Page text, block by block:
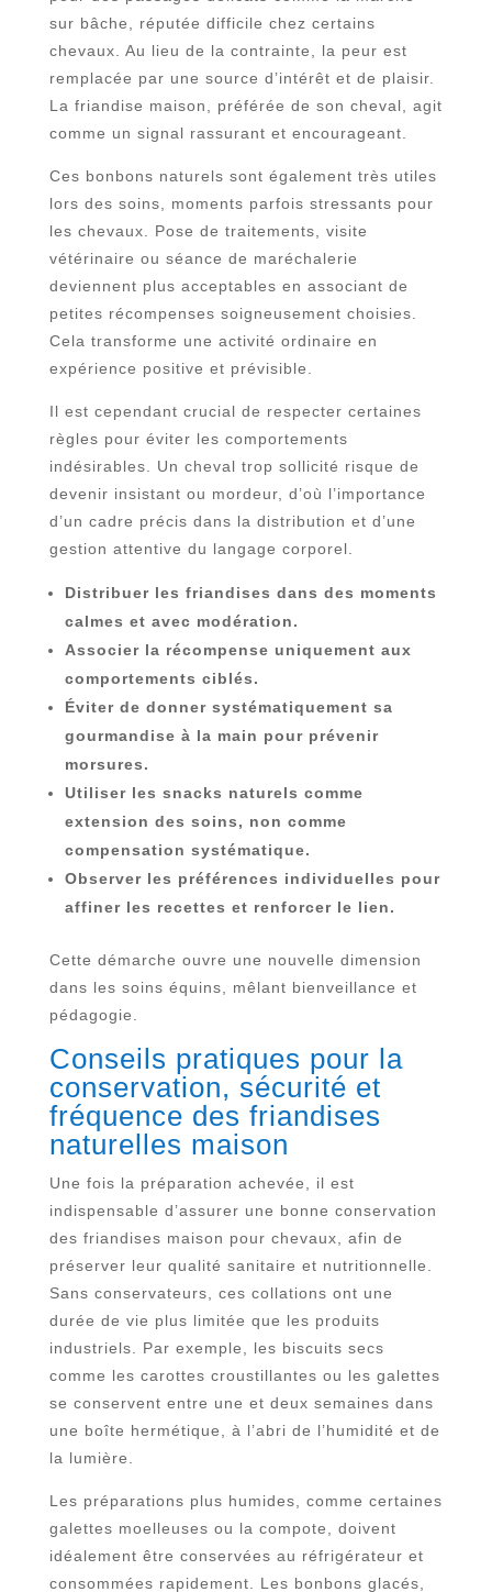
sur bâche, réputée difficile chez certains
chevaux. Au lieu de la contrainte, la peur est
remplacée par une source d’intérêt et de plaisir.
La friandise maison, préférée de son cheval, agit
comme un signal rassurant et encourageant.
Ces bonbons naturels sont également très utiles
lors des soins, moments parfois stressants pour
les chevaux. Pose de traitements, visite
vétérinaire ou séance de maréchalerie
deviennent plus acceptables en associant de
petites récompenses soigneusement choisies.
Cela transforme une activité ordinaire en
expérience positive et prévisible.
Il est cependant crucial de respecter certaines
règles pour éviter les comportements
indésirables. Un cheval trop sollicité risque de
devenir insistant ou mordeur, d’où l’importance
d’un cadre précis dans la distribution et d’une
gestion attentive du langage corporel.
Distribuer les friandises dans des moments
calmes et avec modération.
Associer la récompense uniquement aux
comportements ciblés.
Éviter de donner systématiquement sa
gourmandise à la main pour prévenir
morsures.
Utiliser les snacks naturels comme
extension des soins, non comme
compensation systématique.
Observer les préférences individuelles pour
affiner les recettes et renforcer le lien.
Cette démarche ouvre une nouvelle dimension
dans les soins équins, mêlant bienveillance et
pédagogie.
Conseils pratiques pour la
conservation, sécurité et
fréquence des friandises
naturelles maison
Une fois la préparation achevée, il est
indispensable d’assurer une bonne conservation
des friandises maison pour chevaux, afin de
préserver leur qualité sanitaire et nutritionnelle.
Sans conservateurs, ces collations ont une
durée de vie plus limitée que les produits
industriels. Par exemple, les biscuits secs
comme les carottes croustillantes ou les galettes
se conservent entre une et deux semaines dans
une boîte hermétique, à l’abri de l’humidité et de
la lumière.
Les préparations plus humides, comme certaines
galettes moelleuses ou la compote, doivent
idéalement être conservées au réfrigérateur et
consommées rapidement. Les bonbons glacés,